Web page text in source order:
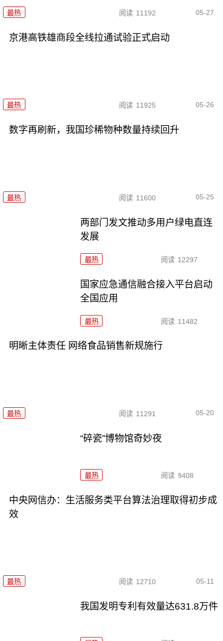
最热 阅读 11192 05-27
京港高铁雄商段全线拉通试验正式启动
最热 阅读 11925 05-26
数字再刷新，我国珍稀物种数量持续回升
最热 阅读 11600 05-25
两部门发文推动多用户绿电直连
发展
最热 阅读 12297
国家应急通信融合接入平台启动
全国应用
最热 阅读 11482
明晰主体责任 网络食品销售新规施行
最热 阅读 11291 05-20
“碎瓷”博物馆奇妙夜
最热 阅读 9408
中央网信办：生活服务类平台算法治理取得初步成
效
最热 阅读 12710 05-11
我国发明专利有效量达631.8万件